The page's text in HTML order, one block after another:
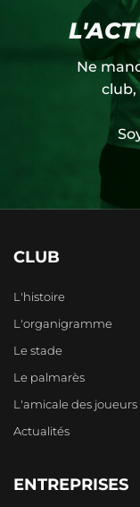
Ne
club,
CLUB
L'histoire
L'organigramme
Le stade
Le palmarès
L'amicale des joueurs
Actualités
ENTREPRISES